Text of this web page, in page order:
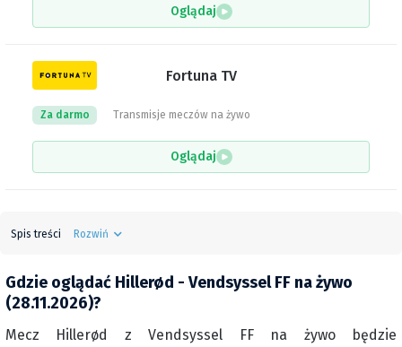
Oglądaj
Fortuna TV
Transmisje meczów na żywo
Za darmo
Oglądaj
Spis treści Rozwiń
Gdzie oglądać Hillerød - Vendsyssel FF na żywo
(28.11.2026)?
Mecz Hillerød z Vendsyssel FF na żywo będzie